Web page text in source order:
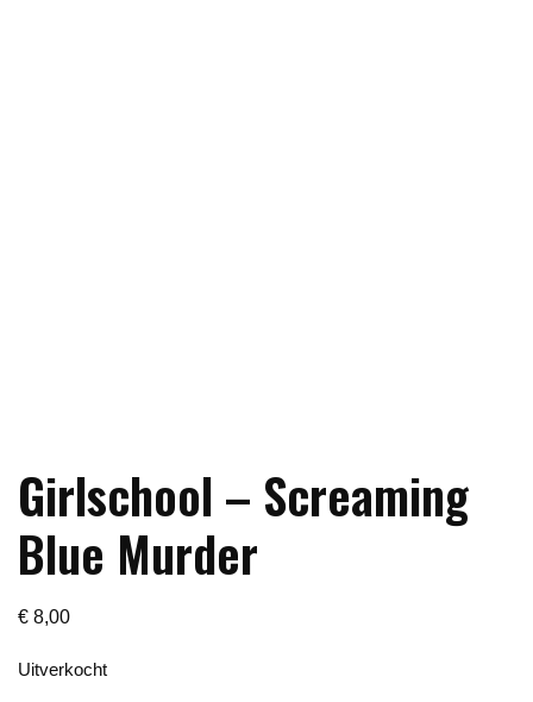
Girlschool – Screaming
Blue Murder
€ 8,00
Uitverkocht